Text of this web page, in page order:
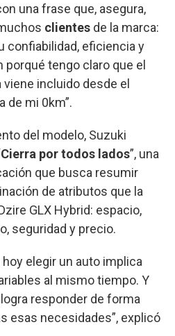
una frase que, asegura,
clientes de la marca:
confiabilidad, eficiencia y
porqué tengo claro que el
incluido desde el
de mi 0km”.
del modelo, Suzuki
Cierra por todos lados”, una
que busca resumir
de atributos que la
GLX Hybrid: espacio,
seguridad y precio.
elegir un auto implica
al mismo tiempo. Y
responder de forma
esas necesidades”, explicó